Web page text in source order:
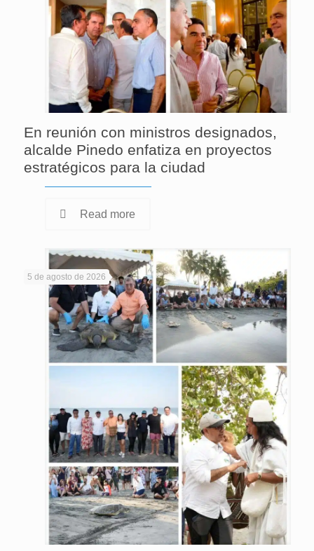
En reunión con ministros designados,
alcalde Pinedo enfatiza en proyectos
estratégicos para la ciudad
Read more
5 de agosto de 2026